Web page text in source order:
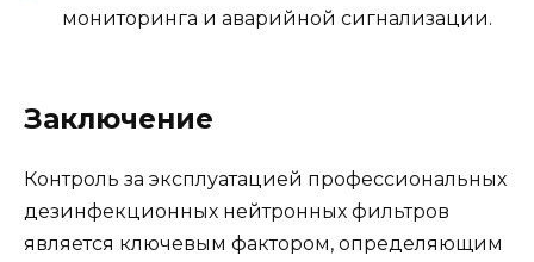
мониторинга и аварийной сигнализации.
Заключение
Контроль за эксплуатацией профессиональных
дезинфекционных нейтронных фильтров
является ключевым фактором, определяющим